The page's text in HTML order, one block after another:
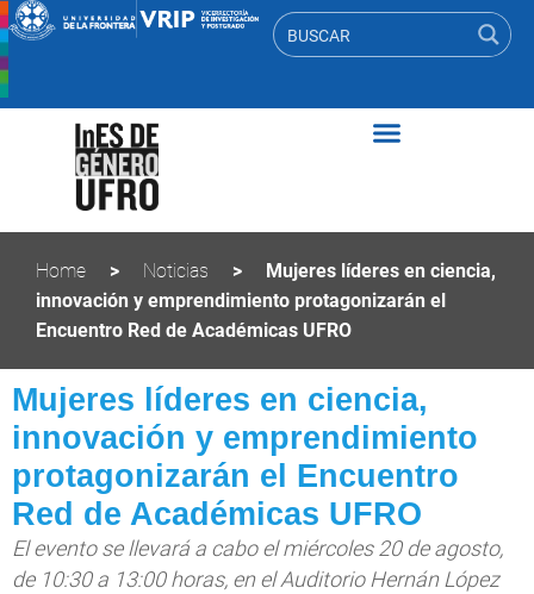
Home > Noticias >
Mujeres líderes en ciencia,
innovación y emprendimiento protagonizarán el
Encuentro Red de Académicas UFRO
Mujeres líderes en ciencia,
innovación y emprendimiento
protagonizarán el Encuentro
Red de Académicas UFRO
El evento se llevará a cabo el miércoles 20 de agosto,
de 10:30 a 13:00 horas, en el Auditorio Hernán López